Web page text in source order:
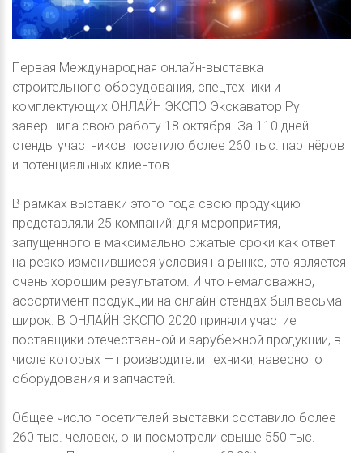
Первая Международная онлайн-выставка
строительного оборудования, спецтехники и
комплектующих ОНЛАЙН ЭКСПО Экскаватор Ру
завершила свою работу 18 октября. За 110 дней
стенды участников посетило более 260 тыс. партнёров
и потенциальных клиентов
В рамках выставки этого года свою продукцию
представляли 25 компаний: для мероприятия,
запущенного в максимально сжатые сроки как ответ
на резко изменившиеся условия на рынке, это является
очень хорошим результатом. И что немаловажно,
ассортимент продукции на онлайн-стендах был весьма
широк. В ОНЛАЙН ЭКСПО 2020 приняли участие
поставщики отечественной и зарубежной продукции, в
числе которых — производители техники, навесного
оборудования и запчастей.
Общее число посетителей выставки составило более
260 тыс. человек, они посмотрели свыше 550 тыс.